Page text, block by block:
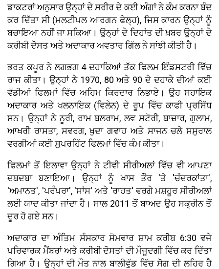
ਡਾਕਟਰਾਂ ਅਨੁਸਾਰ ਉਨ੍ਹਾਂ ਦੇ ਸਰੀਰ ਦੇ ਕਈ ਅੰਗਾਂ ਨੇ ਕੰਮ ਕਰਨਾ ਬੰਦ
ਕਰ ਦਿੱਤਾ ਸੀ (ਮਲਟੀਪਲ ਆਰਗਨ ਫੇਲ੍ਹ), ਜਿਸ ਕਾਰਨ ਉਨ੍ਹਾਂ ਨੂੰ
ਬਚਾਇਆ ਨਹੀਂ ਜਾ ਸਕਿਆ। ਉਨ੍ਹਾਂ ਦੇ ਦਿਹਾਂਤ ਦੀ ਖ਼ਬਰ ਉਨ੍ਹਾਂ ਦੇ
ਕਰੀਬੀ ਦੋਸਤ ਅਤੇ ਅਦਾਕਾਰ ਅਵਤਾਰ ਗਿੱਲ ਨੇ ਸਾਂਝੀ ਕੀਤੀ ਹੈ।
ਭਰਤ ਕਪੂਰ ਨੇ ਲਗਭਗ 4 ਦਹਾਕਿਆਂ ਤੱਕ ਫਿਲਮ ਇੰਡਸਟਰੀ ਵਿੱਚ
ਰਾਜ ਕੀਤਾ। ਉਨ੍ਹਾਂ ਨੇ 1970, 80 ਅਤੇ 90 ਦੇ ਦਹਾਕੇ ਦੀਆਂ ਕਈ
ਵੱਡੀਆਂ ਫਿਲਮਾਂ ਵਿੱਚ ਅਹਿਮ ਕਿਰਦਾਰ ਨਿਭਾਏ। ਉਹ ਸਹਾਇਕ
ਅਦਾਕਾਰ ਅਤੇ ਖਲਨਾਇਕ (ਵਿਲੇਨ) ਦੇ ਰੂਪ ਵਿੱਚ ਕਾਫੀ ਪ੍ਰਸਿੱਧ
ਸਨ। ਉਨ੍ਹਾਂ ਨੇ ਨੂਰੀ, ਰਾਮ ਬਲਰਾਮ, ਲਵ ਸਟੋਰੀ, ਬਾਜ਼ਾਰ, ਗੁਲਾਮ,
ਆਖਰੀ ਰਾਸਤਾ, ਸਵਰਗ, ਖੁਦਾ ਗਵਾਹ ਅਤੇ ਸਾਜਨ ਚਲੇ ਸਸੁਰਾਲ
ਵਰਗੀਆਂ ਕਈ ਸੁਪਰਹਿੱਟ ਫਿਲਮਾਂ ਵਿੱਚ ਕੰਮ ਕੀਤਾ।
ਫਿਲਮਾਂ ਤੋਂ ਇਲਾਵਾ ਉਨ੍ਹਾਂ ਨੇ ਟੀਵੀ ਸੀਰੀਅਲਾਂ ਵਿੱਚ ਵੀ ਆਪਣਾ
ਦਬਦਬਾ ਬਣਾਇਆ। ਉਨ੍ਹਾਂ ਨੂੰ ਖਾਸ ਤੌਰ 'ਤੇ 'ਚੰਦਰਕਾਂਤਾ',
'ਅਮਾਨਤ', 'ਪਰੰਪਰਾ', 'ਸਾਂਸ' ਅਤੇ 'ਰਾਹਤ' ਵਰਗੇ ਮਸ਼ਹੂਰ ਸੀਰੀਅਲਾਂ
ਲਈ ਯਾਦ ਕੀਤਾ ਜਾਂਦਾ ਹੈ। ਸਾਲ 2011 ਤੋਂ ਬਾਅਦ ਉਹ ਸਕ੍ਰੀਨ ਤੋਂ
ਦੂਰ ਹੋ ਗਏ ਸਨ।
ਅਦਾਕਾਰ ਦਾ ਅੰਤਿਮ ਸੰਸਕਾਰ ਸੋਮਵਾਰ ਸ਼ਾਮ ਕਰੀਬ 6:30 ਵਜੇ
ਪਰਿਵਾਰਕ ਮੈਂਬਰਾਂ ਅਤੇ ਕਰੀਬੀ ਦੋਸਤਾਂ ਦੀ ਮੌਜੂਦਗੀ ਵਿੱਚ ਕਰ ਦਿੱਤਾ
ਗਿਆ ਹੈ। ਉਨ੍ਹਾਂ ਦੀ ਮੌਤ ਨਾਲ ਬਾਲੀਵੁੱਡ ਵਿੱਚ ਸੋਗ ਦੀ ਲਹਿਰ ਹੈ